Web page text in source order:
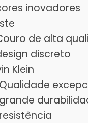
inovadores
de alta
discreto
Klein
Qualidade
grande
resistência